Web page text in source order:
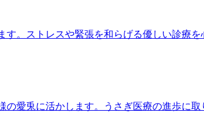
。ストレスや緊張を和らげる優しい診療を
愛兎に活かします。うさぎ医療の進歩に取